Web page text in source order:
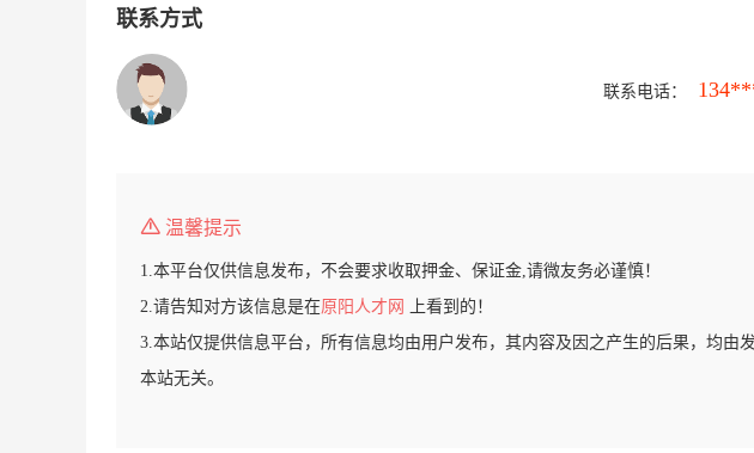
联系方式
联系电话：
温馨提示
1.本平台仅供信息发布，不会要求收取押金、保证金,请微友务必谨慎！
2.请告知对方该信息是在原阳人才网
上看到的！
3.本站仅提供信息平台，所有信息均由用户发布，其内容及因之产生的后果，均由
本站无关。